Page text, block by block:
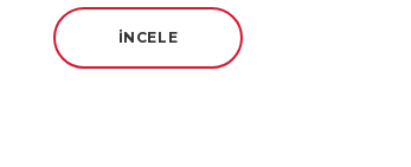
İNCELE